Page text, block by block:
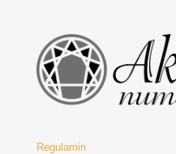
Regulamin